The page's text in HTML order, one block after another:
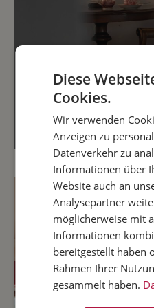
Diese
Cookies.
Wir verwenden
Anzeigen zu
Datenverkehr zu
Informationen über
Website auch an
Analysepartner
möglicherweise mit
Informationen
bereitgestellt haben
Rahmen Ihrer
gesammelt haben.